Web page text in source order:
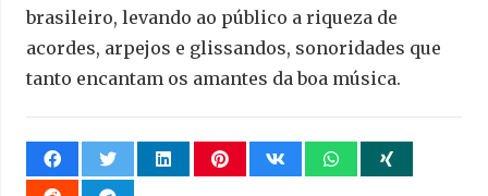
brasileiro, levando ao público a riqueza de
acordes, arpejos e glissandos, sonoridades que
tanto encantam os amantes da boa música.